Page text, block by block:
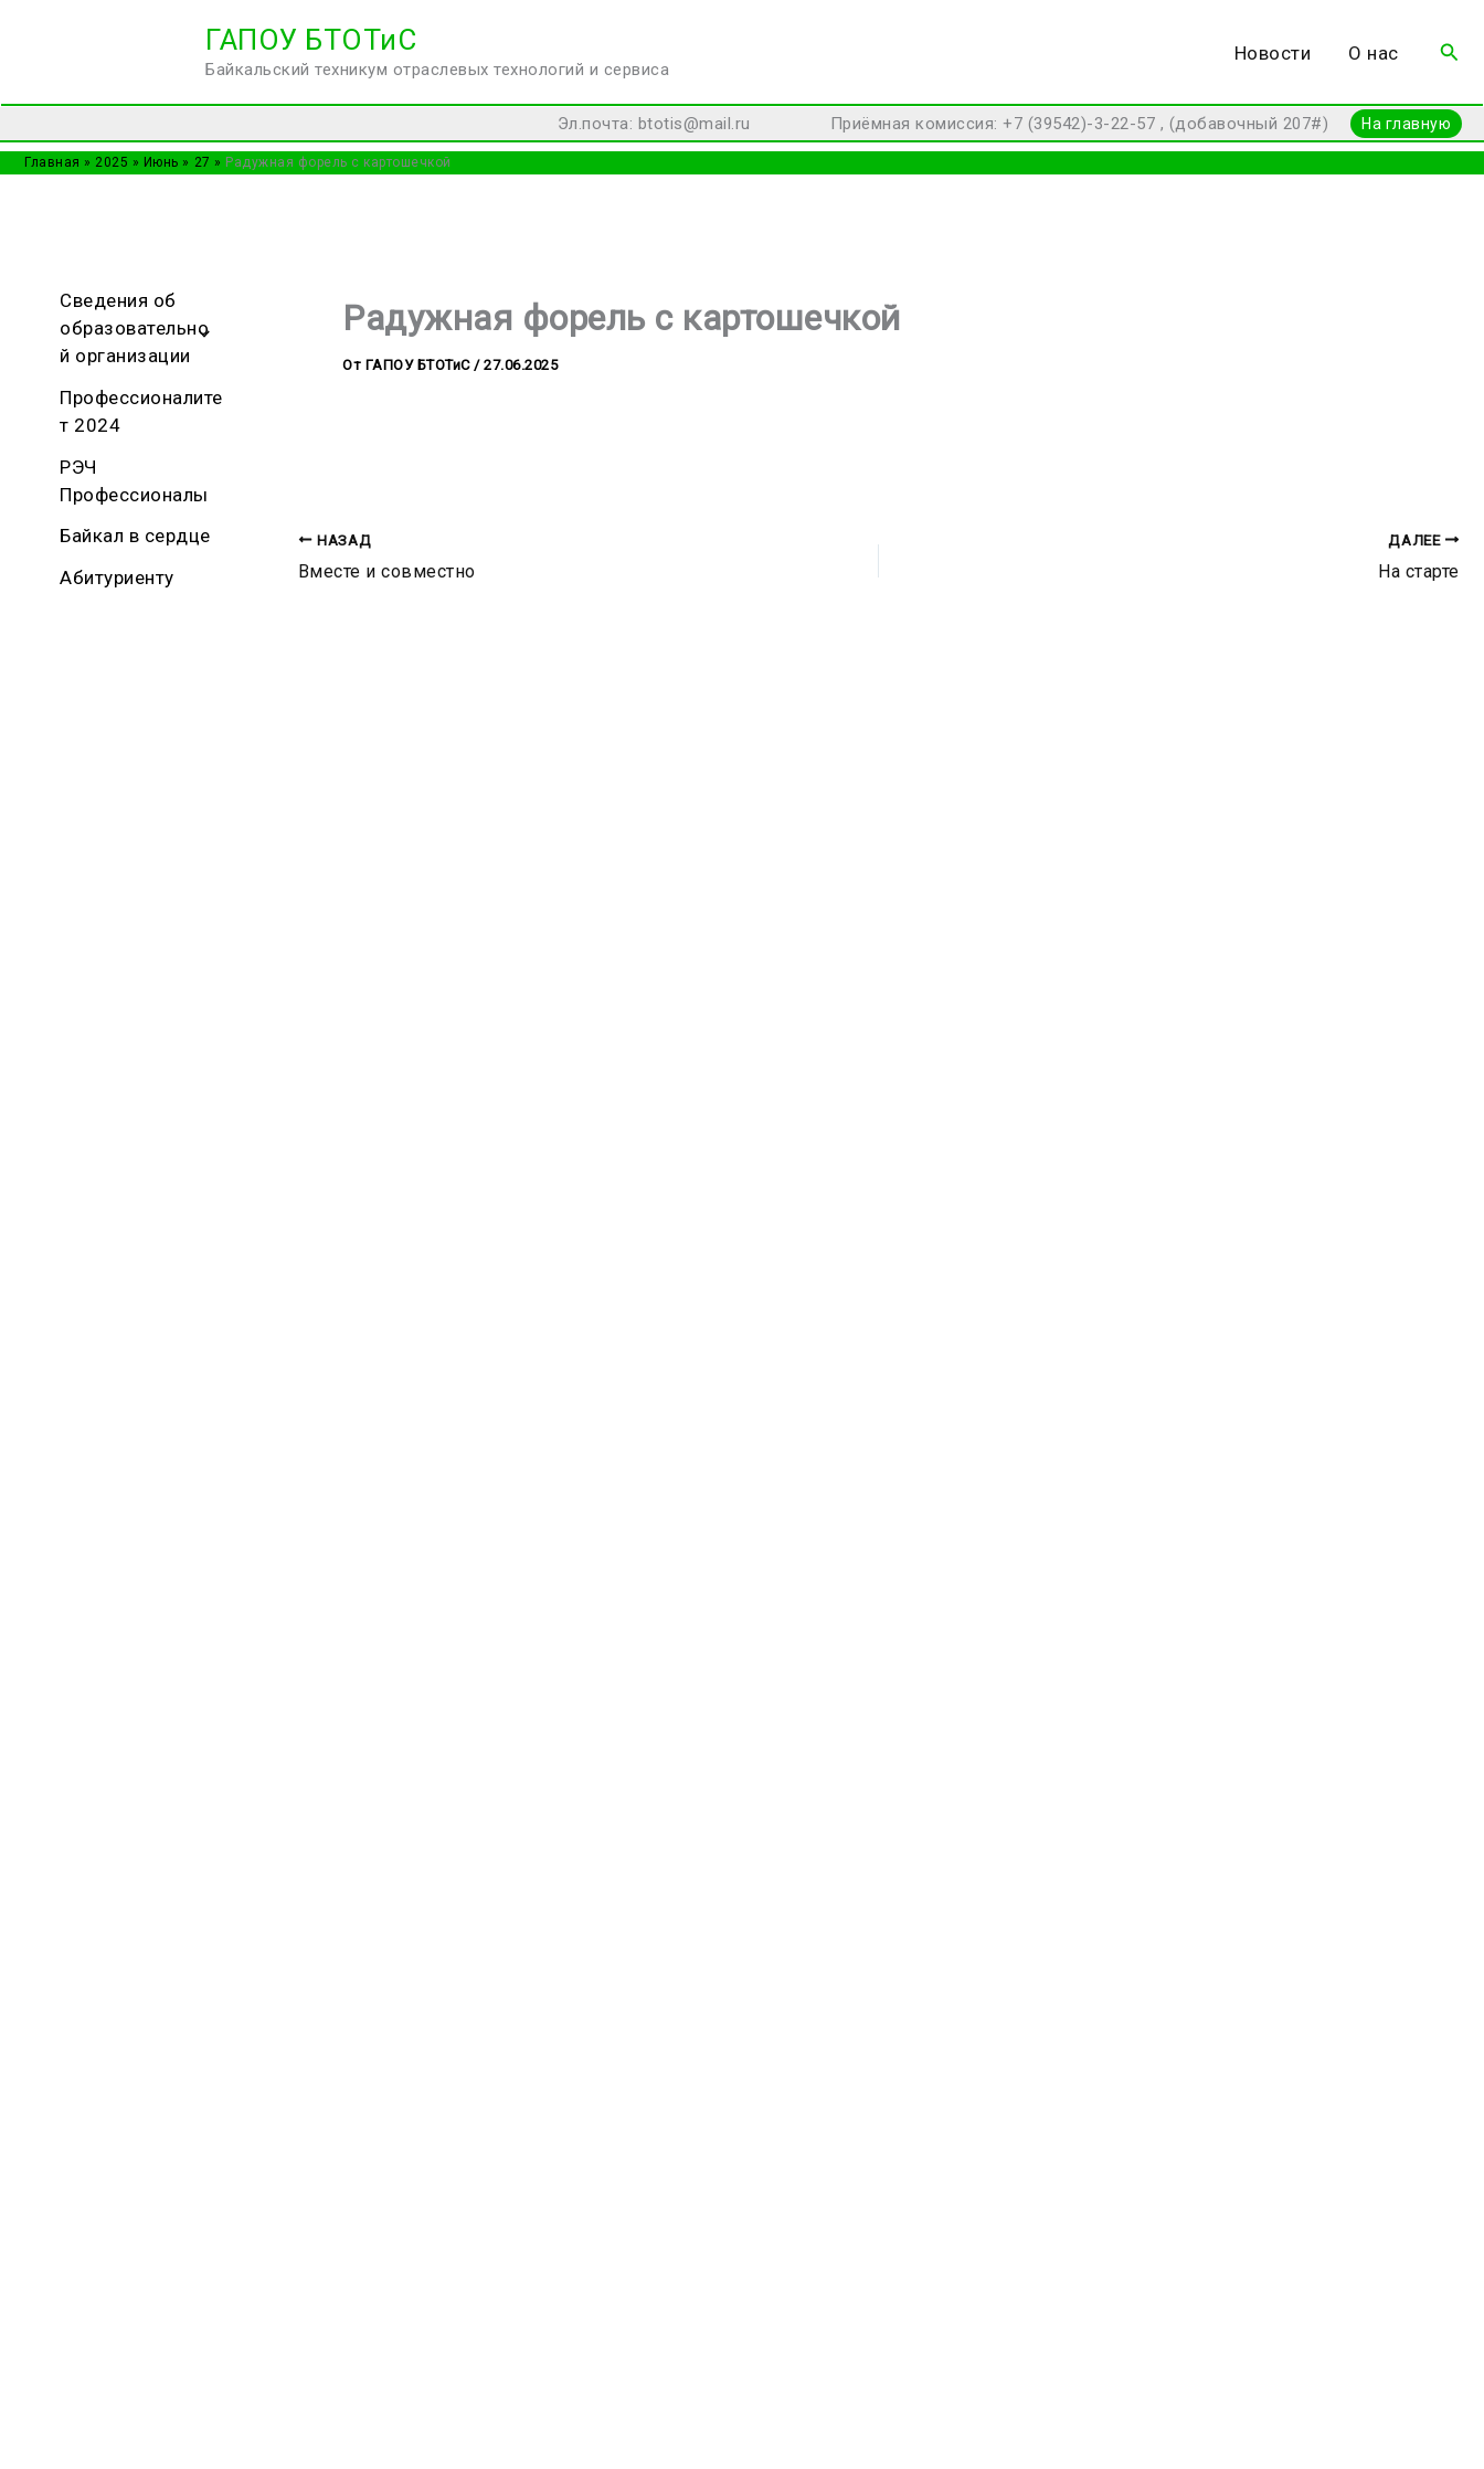
ГАПОУ БТОТиС
Байкальский техникум отраслевых технологий и сервиса
Новости О нас
Эл.почта: btotis@mail.ru Приёмная комиссия: +7 (39542)-3-22-57 , (добавочный 207#) На главную
Главная 2025 Июнь 27 Радужная форель с картошечкой
Сведения об
образовательно
й организации
Профессионалите
т 2024
РЭЧ
Профессионалы
Байкал в сердце
Абитуриенту
Радужная форель с картошечкой
От ГАПОУ БТОТиС /27.06.2025
НАЗАД
Вместе и совместно
ДАЛЕЕ
На старте